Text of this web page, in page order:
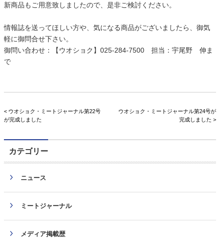
新商品もご用意致しましたので、是非ご検討ください。
情報誌を送ってほしい方や、気になる商品がございましたら、御気
軽に御問合せ下さい。
御問い合わせ：【ウオショク】025-284-7500 担当：宇尾野 伸ま
で
< ウオショク・ミートジャーナル第22号
が完成しました
ウオショク・ミートジャーナル第24号が
完成しました >
カテゴリー
ニュース
ミートジャーナル
メディア掲載歴